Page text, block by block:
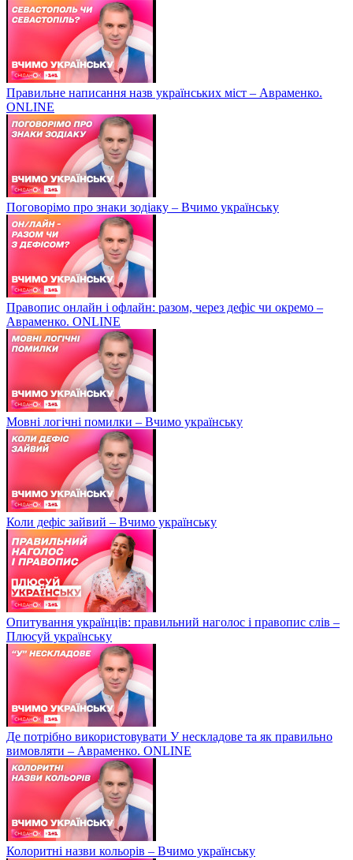
Правильне написання назв українських міст – Авраменко.
ONLINE
Поговорімо про знаки зодіаку – Вчимо українську
Правопис онлайн і офлайн: разом, через дефіс чи окремо –
Авраменко. ONLINE
Мовні логічні помилки – Вчимо українську
Коли дефіс зайвий – Вчимо українську
Опитування українців: правильний наголос і правопис слів –
Плюсуй українську
Де потрібно використовувати У нескладове та як правильно
вимовляти – Авраменко. ONLINE
Колоритні назви кольорів – Вчимо українську